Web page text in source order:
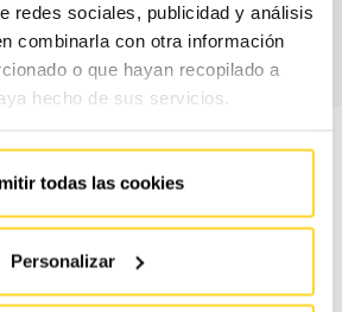
redes sociales, publicidad y análisis
combinarla con otra información
o que hayan recopilado a
hecho de sus servicios.
todas las cookies
Personalizar
de emisores seguros e
al ser prácticamente imposible